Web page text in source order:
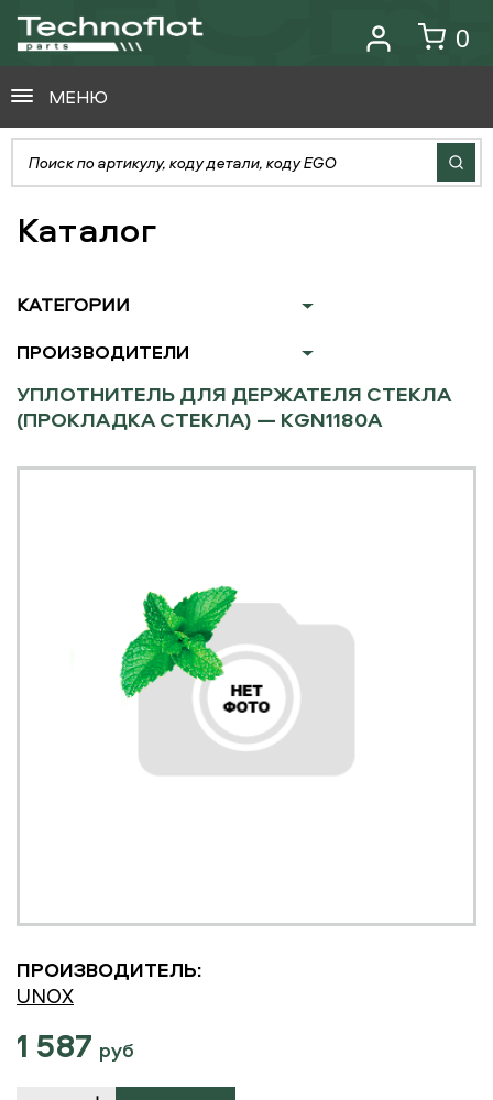
0
МЕНЮ
Каталог
КАТЕГОРИИ
ПРОИЗВОДИТЕЛИ
УПЛОТНИТЕЛЬ ДЛЯ ДЕРЖАТЕЛЯ СТЕКЛА
(ПРОКЛАДКА СТЕКЛА) — KGN1180A
ПРОИЗВОДИТЕЛЬ:
UNOX
1 587 руб